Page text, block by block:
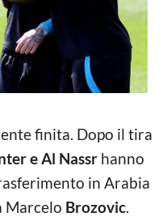
finita. Dopo il tira
e Al Nassr hanno
in Arabia
Marcelo Brozovic.